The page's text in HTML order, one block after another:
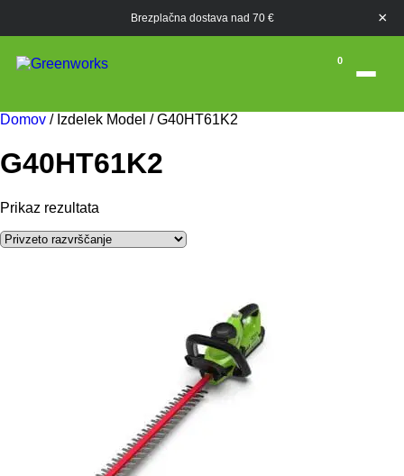
Brezplačna dostava nad 70 € ×
0
Domov / Izdelek Model / G40HT61K2
G40HT61K2
Prikaz rezultata